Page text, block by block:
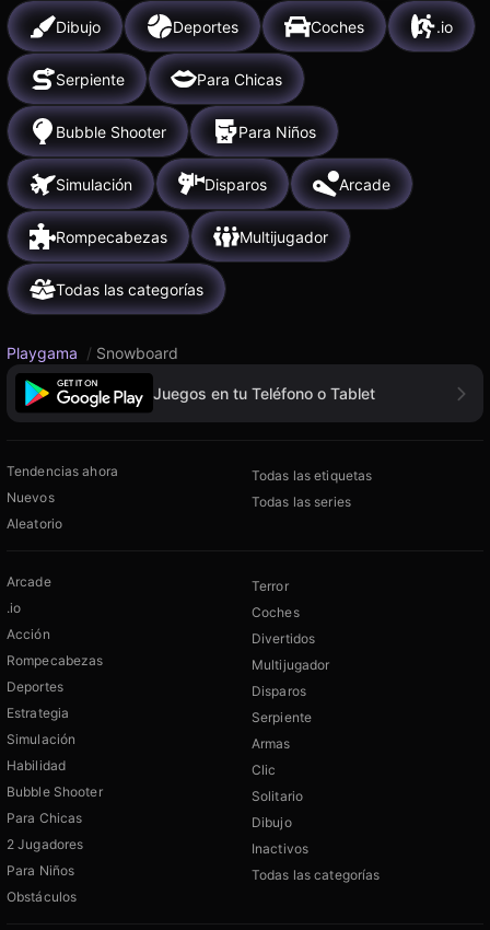
Dibujo Deportes Coches .io
Serpiente Para Chicas
Bubble Shooter Para Niños
Simulación Disparos Arcade
Rompecabezas Multijugador
Todas las categorías
Playgama / Snowboard
Juegos en tu Teléfono o Tablet
Tendencias ahora
Nuevos
Aleatorio
Todas las etiquetas
Todas las series
Arcade
.io
Acción
Rompecabezas
Deportes
Estrategia
Simulación
Habilidad
Bubble Shooter
Para Chicas
2 Jugadores
Para Niños
Obstáculos
Terror
Coches
Divertidos
Multijugador
Disparos
Serpiente
Armas
Clic
Solitario
Dibujo
Inactivos
Todas las categorías